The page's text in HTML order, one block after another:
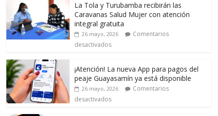
La Tola y Turubamba recibirán las
Caravanas Salud Mujer con atención
integral gratuita
26 mayo, 2026
Comentarios
desactivados
¡Atención! La nueva App para pagos del
peaje Guayasamín ya está disponible
26 mayo, 2026
Comentarios
desactivados